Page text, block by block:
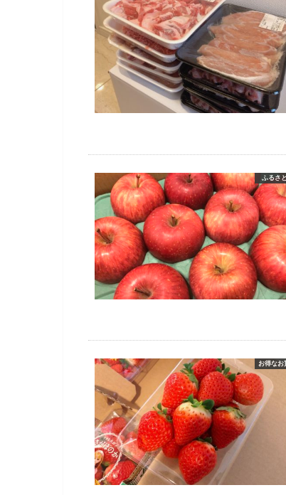
ふるさ
お得なお